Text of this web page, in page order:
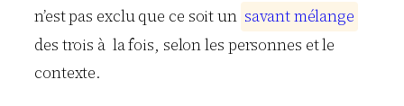
n’est pas exclu que ce soit un savantmélange
des trois à la fois, selon les personnes et le
contexte.